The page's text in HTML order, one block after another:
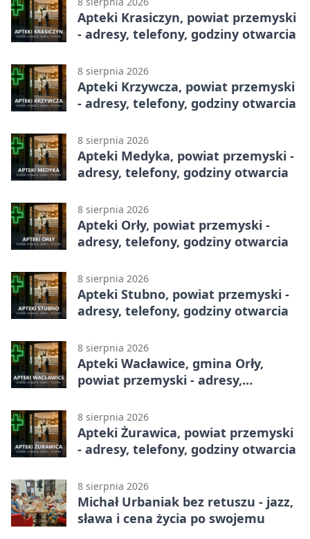
Apteki Krasiczyn, powiat przemyski
- adresy, telefony, godziny otwarcia
8 sierpnia 2026
Apteki Krzywcza, powiat przemyski
- adresy, telefony, godziny otwarcia
8 sierpnia 2026
Apteki Medyka, powiat przemyski -
adresy, telefony, godziny otwarcia
8 sierpnia 2026
Apteki Orły, powiat przemyski -
adresy, telefony, godziny otwarcia
8 sierpnia 2026
Apteki Stubno, powiat przemyski -
adresy, telefony, godziny otwarcia
8 sierpnia 2026
Apteki Wacławice, gmina Orły,
powiat przemyski - adresy,
8 sierpnia 2026
Apteki Żurawica, powiat przemyski
- adresy, telefony, godziny otwarcia
8 sierpnia 2026
Michał Urbaniak bez retuszu - jazz,
sława i cena życia po swojemu